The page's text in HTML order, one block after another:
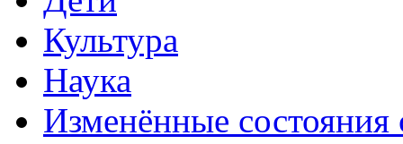
Культура
Наука
Изменённые состояния